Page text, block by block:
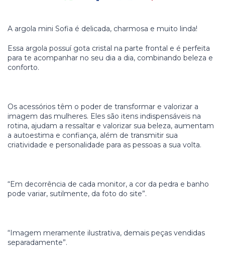
A argola mini Sofia é delicada, charmosa e muito linda!
Essa argola possuí gota cristal na parte frontal e é perfeita
para te acompanhar no seu dia a dia, combinando beleza e
conforto.
Os acessórios têm o poder de transformar e valorizar a
imagem das mulheres. Eles são itens indispensáveis na
rotina, ajudam a ressaltar e valorizar sua beleza, aumentam
a autoestima e confiança, além de transmitir sua
criatividade e personalidade para as pessoas a sua volta.
“Em decorrência de cada monitor, a cor da pedra e banho
pode variar, sutilmente, da foto do site”.
“Imagem meramente ilustrativa, demais peças vendidas
separadamente”.